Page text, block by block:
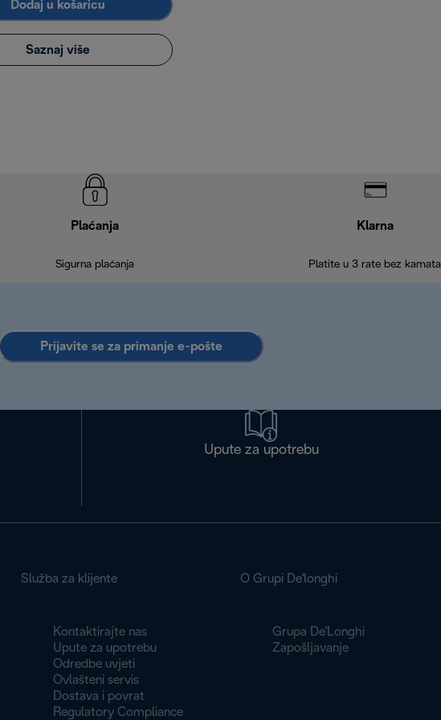
Dodaj u košaricu
Saznaj više
Plaćanja
Sigurna plaćanja
Klarna
Platite u 3 rate bez kamata
Prijavite se za primanje e-pošte
Upute za upotrebu
Služba za klijente
Kontaktirajte nas
Upute za upotrebu
Odredbe uvjeti
Ovlašteni servis
Dostava i povrat
Regulatory Compliance
O Grupi De'longhi
Grupa De'Longhi
Zapošljavanje